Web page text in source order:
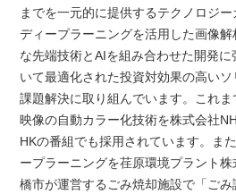
までを一元的に提供するテクノロジー
ディープラーニングを活用した画像
な先端技術とAIを組み合わせた開発
いて最適化された投資対効果の高い
課題解決に取り組んでいます。これ
映像の自動カラー化技術を株式会社
HKの番組でも採用されています。ま
ープラーニングを荏原環境プラント
橋市が運営するごみ焼却施設で「ご